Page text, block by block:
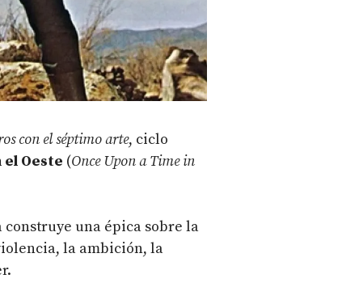
con el séptimo arte, ciclo
el Oeste (Once Upon a Time in
una épica sobre la
la ambición, la